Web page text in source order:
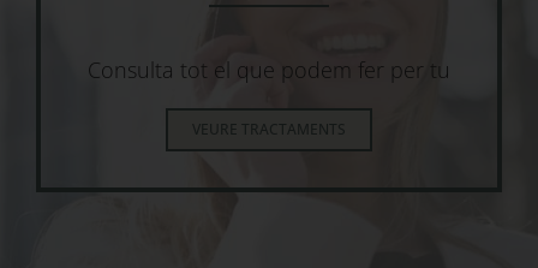
Consulta tot el que podem fer per tu
VEURE TRACTAMENTS